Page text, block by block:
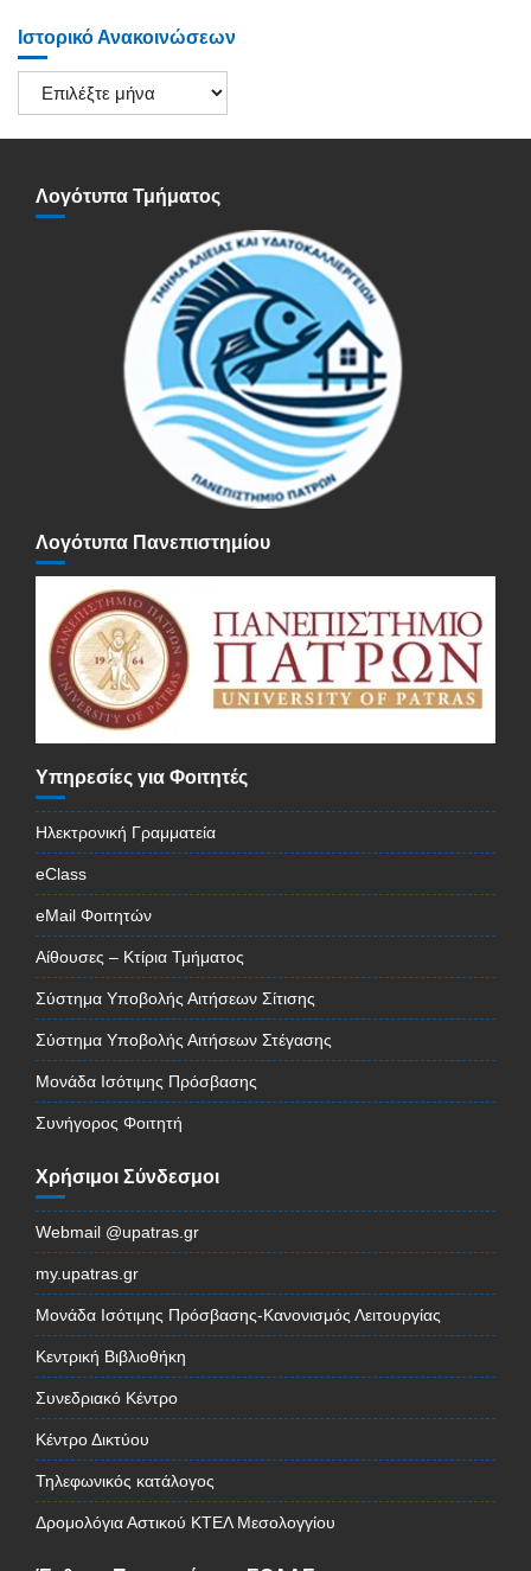
Ιστορικό Ανακοινώσεων
Ιστορικό
Ανακοινώσεων
Λογότυπα Τμήματος
Λογότυπα Πανεπιστημίου
Υπηρεσίες για Φοιτητές
Ηλεκτρονική Γραμματεία
eClass
eMail Φοιτητών
Αίθουσες – Κτίρια Τμήματος
Σύστημα Υποβολής Αιτήσεων Σίτισης
Σύστημα Υποβολής Αιτήσεων Στέγασης
Μονάδα Ισότιμης Πρόσβασης
Συνήγορος Φοιτητή
Χρήσιμοι Σύνδεσμοι
Webmail @upatras.gr
my.upatras.gr
Μονάδα Ισότιμης Πρόσβασης-Κανονισμός Λειτουργίας
Κεντρική Βιβλιοθήκη
Συνεδριακό Κέντρο
Κέντρο Δικτύου
Τηλεφωνικός κατάλογος
Δρομολόγια Αστικού ΚΤΕΛ Μεσολογγίου